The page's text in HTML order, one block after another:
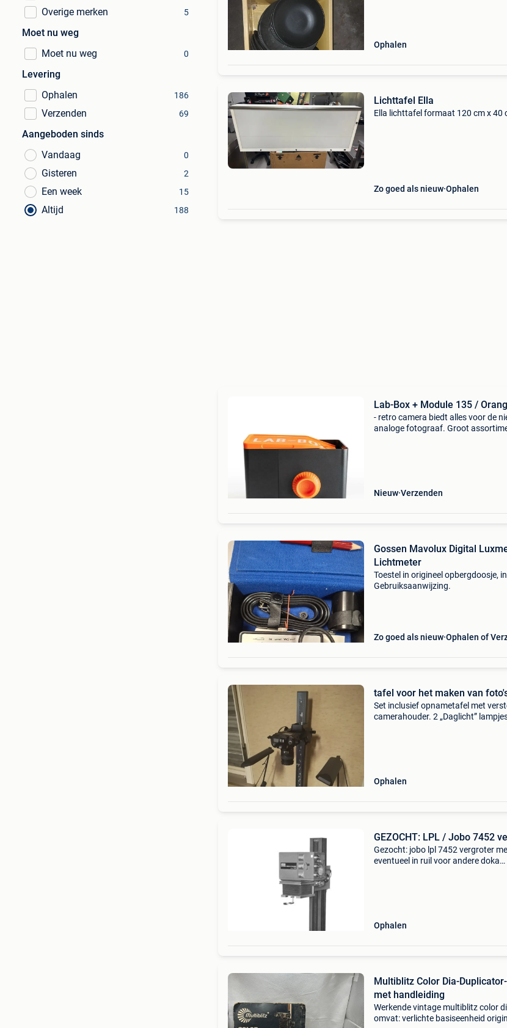
Overige merken 5
Moet nu weg
Moet nu weg
0
Levering
Ophalen
186
Verzenden 69
Aangeboden sinds
Vandaag
0
Gisteren 2
Een week 15
Altijd 188
Ophalen
Lichttafel Ella
Ella lichttafel formaat 120 cm x 40
Zo goed als nieuw Ophalen
Lab-Box + Module 135 /
- retro camera biedt alles voor de
analoge fotograaf. Groot
Nieuw Verzenden
Gossen Mavolux Digital
Lichtmeter
Toestel in origineel opbergdoosje,
Gebruiksaanwijzing.
Zo goed als nieuw Ophalen of
tafel voor het maken van
Set inclusief opnametafel met
camerahouder. 2 „Daglicht”
Ophalen
GEZOCHT: LPL / Jobo 7452
Gezocht: jobo lpl 7452 vergroter
eventueel in ruil voor andere doka
Ophalen
Multiblitz Color Dia-
met handleiding
Werkende vintage multiblitz color
omvat: verlichte basiseenheid